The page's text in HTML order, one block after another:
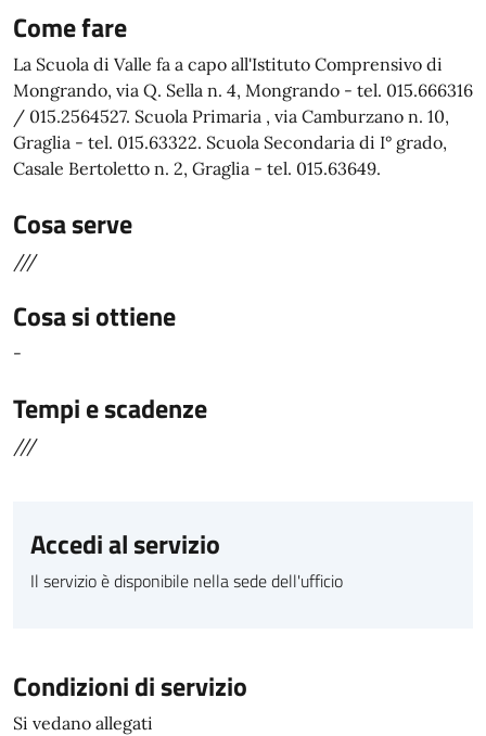
Come fare
La Scuola di Valle fa a capo all'Istituto Comprensivo di
Mongrando, via Q. Sella n. 4, Mongrando - tel. 015.666316
/ 015.2564527. Scuola Primaria , via Camburzano n. 10,
Graglia - tel. 015.63322. Scuola Secondaria di I° grado,
Casale Bertoletto n. 2, Graglia - tel. 015.63649.
Cosa serve
///
Cosa si ottiene
-
Tempi e scadenze
///
Accedi al servizio
Il servizio è disponibile nella sede dell'ufficio
Condizioni di servizio
Si vedano allegati